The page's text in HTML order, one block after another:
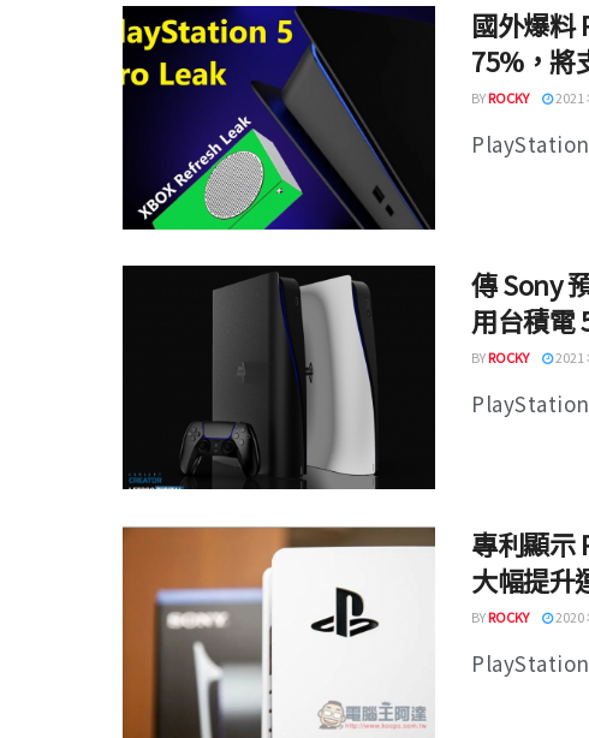
國外爆料
75%，將
BYROCKY 2021
傳 Sony
用台積電
BYROCKY 2021
專利顯示
大幅提升
BYROCKY 2020